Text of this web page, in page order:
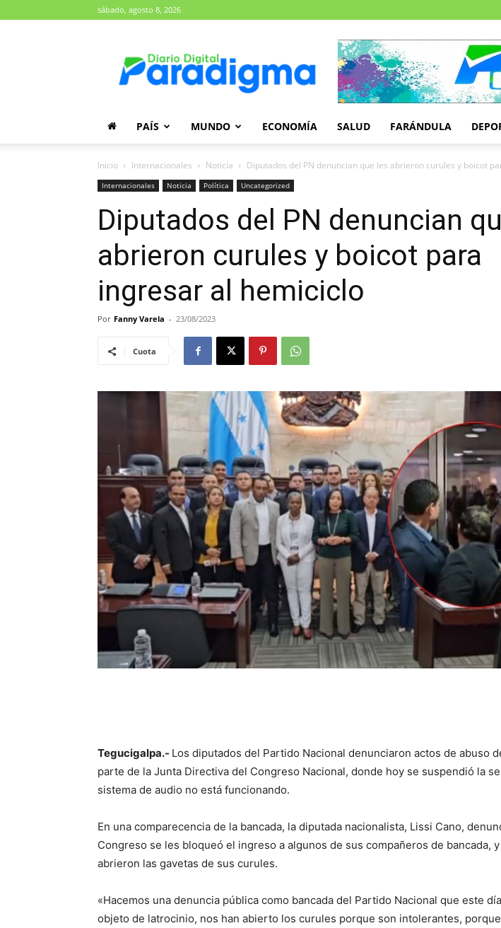
sábado, agosto 8, 2026
Paradigma
PAÍS MUNDO ECONOMÍA SALUD FARÁNDULA
Inicio Internacionales Noticia Diputados del PN denuncian que les abrieron curules y boicot
Internacionales Noticia Política Uncategorized
Diputados del PN denuncian
abrieron curules y boicot para
ingresar al hemiciclo
Por Fanny Varela - 23/08/2023
Cuota
Tegucigalpa.- Los diputados del Partido Nacional denunciaron actos de abuso
parte de la Junta Directiva del Congreso Nacional, donde hoy se suspendió la
sistema de audio no está funcionando.
En una comparecencia de la bancada, la diputada nacionalista, Lissi Cano,
Congreso se les bloqueó el ingreso a algunos de sus compañeros de bancada,
abrieron las gavetas de sus curules.
«Hacemos una denuncia pública como bancada del Partido Nacional que este
objeto de latrocinio, nos han abierto los curules porque son intolerantes,